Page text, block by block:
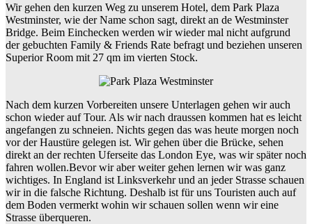
Wir gehen den kurzen Weg zu unserem Hotel, dem Park Plaza
Westminster, wie der Name schon sagt, direkt an de Westminster
Bridge. Beim Einchecken werden wir wieder mal nicht aufgrund
der gebuchten Family & Friends Rate befragt und beziehen unseren
Superior Room mit 27 qm im vierten Stock.
Nach dem kurzen Vorbereiten unsere Unterlagen gehen wir auch
schon wieder auf Tour. Als wir nach draussen kommen hat es leicht
angefangen zu schneien. Nichts gegen das was heute morgen noch
vor der Haustüre gelegen ist. Wir gehen über die Brücke, sehen
direkt an der rechten Uferseite das London Eye, was wir später noch
fahren wollen.Bevor wir aber weiter gehen lernen wir was ganz
wichtiges. In England ist Linksverkehr und an jeder Strasse schauen
wir in die falsche Richtung. Deshalb ist für uns Touristen auch auf
dem Boden vermerkt wohin wir schauen sollen wenn wir eine
Strasse überqueren.